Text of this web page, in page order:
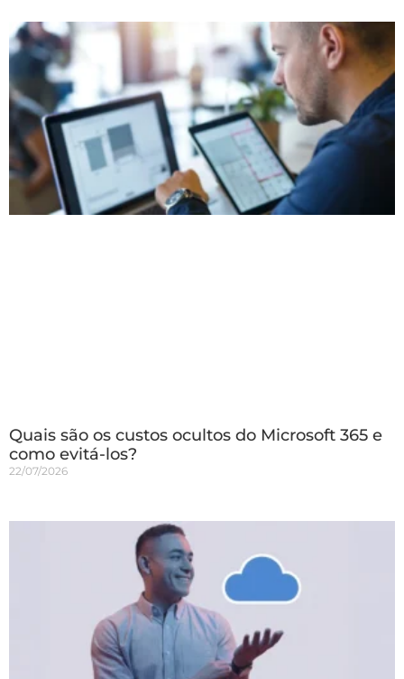
Quais são os custos ocultos do Microsoft 365 e
como evitá-los?
22/07/2026